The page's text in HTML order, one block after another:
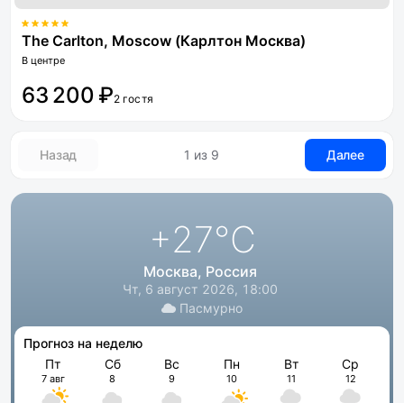
The Carlton, Moscow (Карлтон Москва)
В центре
63 200 ₽2 гостя
Назад 1 из 9 Далее
+27°C
Москва, Россия
Чт, 6 август 2026, 18:00
Пасмурно
Прогноз на неделю
Пт
7 авг
Сб
8
Вс
9
Пн
10
Вт
11
Ср
12